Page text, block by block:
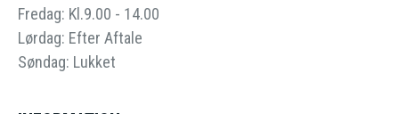
Fredag: Kl.9.00 - 14.00
Lørdag: Efter Aftale
Søndag: Lukket